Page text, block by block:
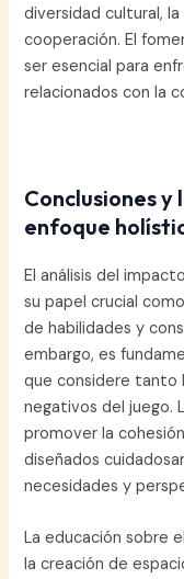
diversidad cultural,
cooperación. El
ser esencial para
relacionados con la
Conclusiones
enfoque
El análisis del
su papel crucial
de habilidades y
embargo, es
que considere tanto
negativos del juego.
promover la
diseñados
necesidades y
La educación sobre
la creación de